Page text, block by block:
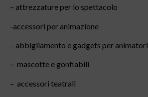
– attrezzature per lo spettacolo
-accessori per animazione
– abbigliamento e gadgets per animatori
– mascotte e gonfiabili
– accessori teatrali